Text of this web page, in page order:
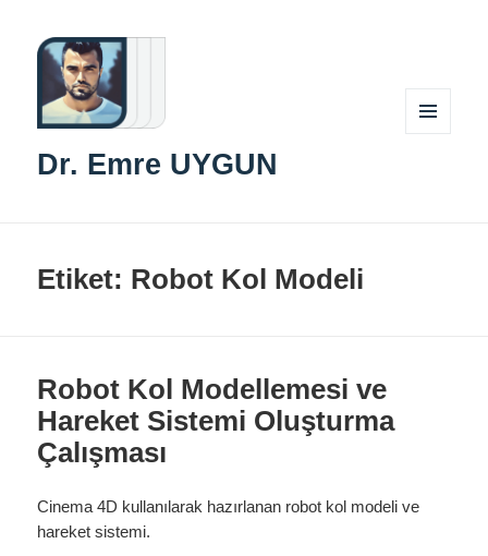
Dr. Emre UYGUN
Etiket: Robot Kol Modeli
Robot Kol Modellemesi ve
Hareket Sistemi Oluşturma
Çalışması
Cinema 4D kullanılarak hazırlanan robot kol modeli ve
hareket sistemi.